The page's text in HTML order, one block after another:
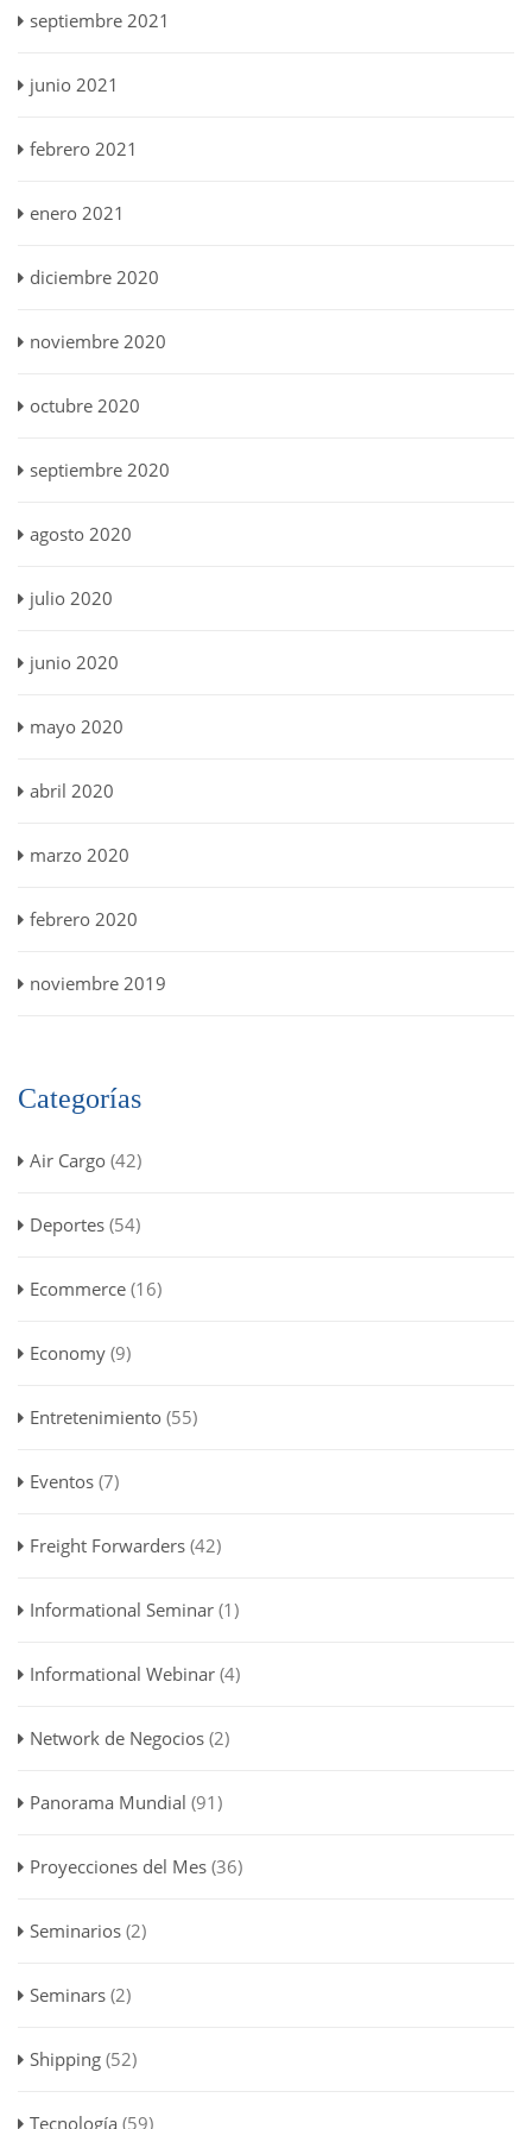
septiembre 2021
junio 2021
febrero 2021
enero 2021
diciembre 2020
noviembre 2020
octubre 2020
septiembre 2020
agosto 2020
julio 2020
junio 2020
mayo 2020
abril 2020
marzo 2020
febrero 2020
noviembre 2019
Categorías
Air Cargo (42)
Deportes (54)
Ecommerce (16)
Economy (9)
Entretenimiento (55)
Eventos (7)
Freight Forwarders (42)
Informational Seminar (1)
Informational Webinar (4)
Network de Negocios (2)
Panorama Mundial (91)
Proyecciones del Mes (36)
Seminarios (2)
Seminars (2)
Shipping (52)
Tecnología (59)